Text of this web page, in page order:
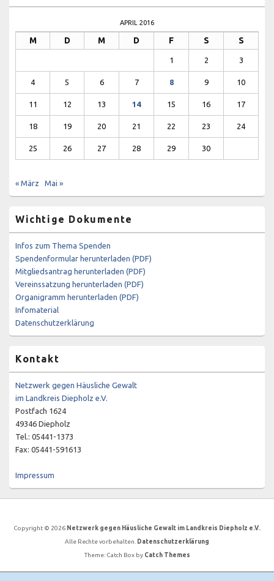
APRIL 2016
M D M D F S S
1 2 3
4 5 6 7 8 9 10
11 12 13 14 15 16 17
18 19 20 21 22 23 24
25 26 27 28 29 30
« März Mai »
Wichtige Dokumente
Infos zum Thema Spenden
Spendenformular herunterladen (PDF)
Mitgliedsantrag herunterladen (PDF)
Vereinssatzung herunterladen (PDF)
Organigramm herunterladen (PDF)
Infomaterial
Datenschutzerklärung
Kontakt
Netzwerk gegen Häusliche Gewalt
im Landkreis Diepholz e.V.
Postfach 1624
49346 Diepholz
Tel.: 05441-1373
Fax: 05441-591613
Impressum
Copyright © 2026 Netzwerk gegen Häusliche Gewalt im Landkreis Diepholz e.V.
Alle Rechte vorbehalten.
Datenschutzerklärung
Theme: Catch Box by Catch Themes